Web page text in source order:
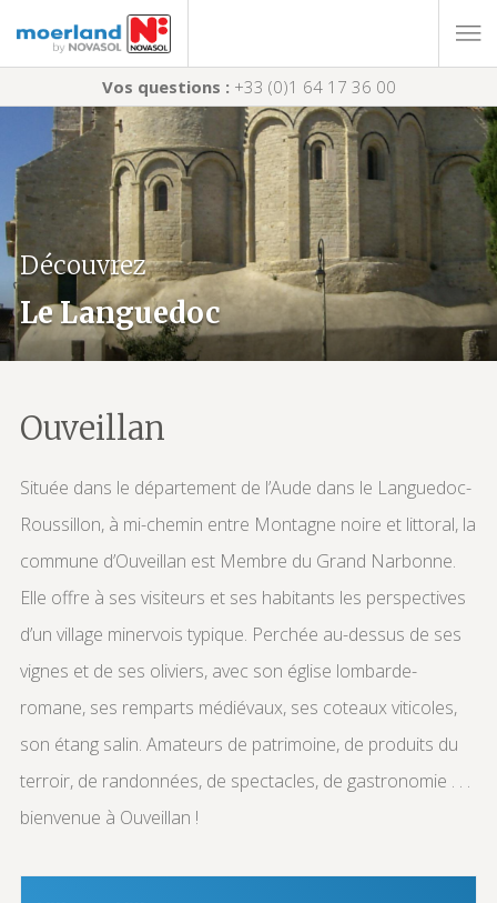
Vos questions : +33 (0)1 64 17 36 00
Découvrez
Le Languedoc
Ouveillan
Située dans le département de l’Aude dans le Languedoc-
Roussillon, à mi-chemin entre Montagne noire et littoral, la
commune d’Ouveillan est Membre du Grand Narbonne.
Elle offre à ses visiteurs et ses habitants les perspectives
d’un village minervois typique. Perchée au-dessus de ses
vignes et de ses oliviers, avec son église lombarde-
romane, ses remparts médiévaux, ses coteaux viticoles,
son étang salin. Amateurs de patrimoine, de produits du
terroir, de randonnées, de spectacles, de gastronomie . . .
bienvenue à Ouveillan !